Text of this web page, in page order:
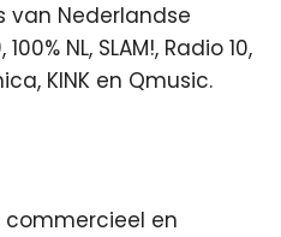
van Nederlandse
NL, SLAM!, Radio 10,
KINK en Qmusic.
commercieel en